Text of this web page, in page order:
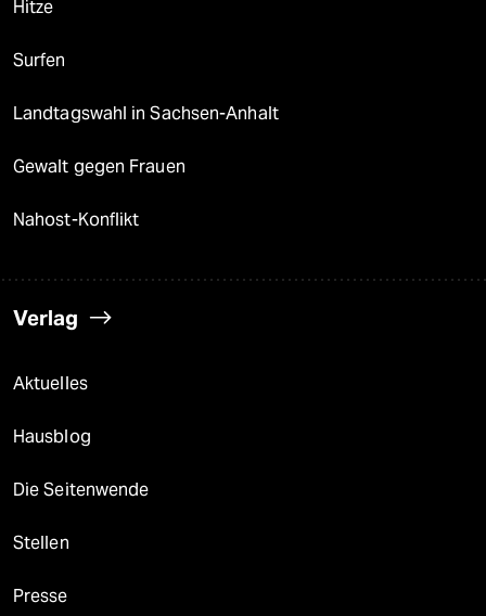
Hitze
Surfen
Landtagswahl in Sachsen-Anhalt
Gewalt gegen Frauen
Nahost-Konflikt
Verlag
Aktuelles
Hausblog
Die Seitenwende
Stellen
Presse